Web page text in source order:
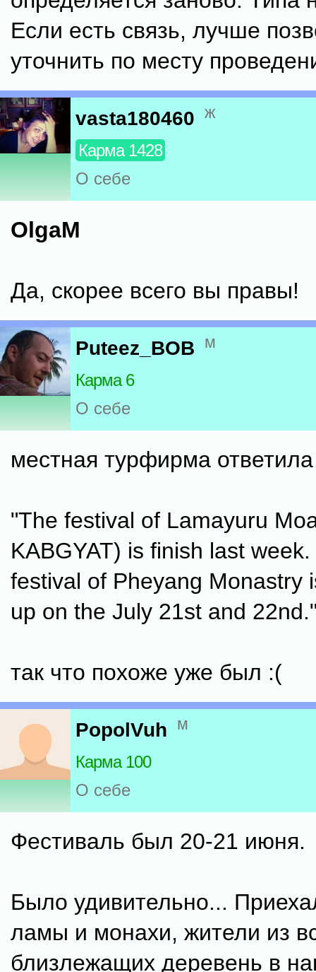
Если есть связь, лучше
уточнить по месту
vasta180460 ж
Карма 1428
О себе
OlgaM
Да, скорее всего вы правы!
Puteez_BOB м
Карма 6
О себе
местная турфирма ответила
"The festival of Lamayuru
KABGYAT) is finish last
festival of Pheyang Monastry
up on the July 21st and
так что похоже уже был :(
PopolVuh м
Карма 100
О себе
Фестиваль был 20-21 июня.
Было удивительно...
ламы и монахи, жители из
близлежащих деревень в